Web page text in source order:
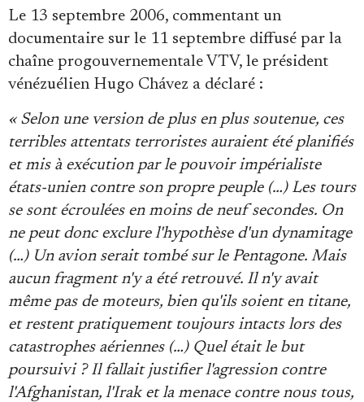
Le 13 septembre 2006, commentant un
documentaire sur le 11 septembre diffusé par la
chaîne progouvernementale VTV, le président
vénézuélien Hugo Chávez a déclaré :
« Selon une version de plus en plus soutenue, ces
terribles attentats terroristes auraient été planifiés
et mis à exécution par le pouvoir impérialiste
états-unien contre son propre peuple (…) Les tours
se sont écroulées en moins de neuf secondes. On
ne peut donc exclure l'hypothèse d'un dynamitage
(…) Un avion serait tombé sur le Pentagone. Mais
aucun fragment n'y a été retrouvé. Il n'y avait
même pas de moteurs, bien qu'ils soient en titane,
et restent pratiquement toujours intacts lors des
catastrophes aériennes (…) Quel était le but
poursuivi ? Il fallait justifier l'agression contre
l'Afghanistan, l'Irak et la menace contre nous tous,